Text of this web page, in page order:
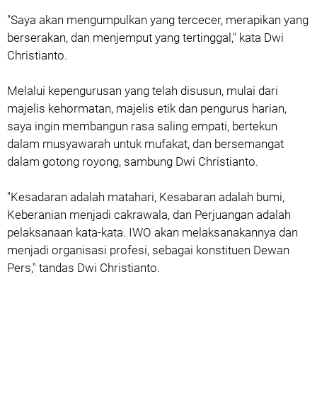
"Saya akan mengumpulkan yang tercecer, merapikan yang
berserakan, dan menjemput yang tertinggal," kata Dwi
Christianto.
Melalui kepengurusan yang telah disusun, mulai dari
majelis kehormatan, majelis etik dan pengurus harian,
saya ingin membangun rasa saling empati, bertekun
dalam musyawarah untuk mufakat, dan bersemangat
dalam gotong royong, sambung Dwi Christianto.
"Kesadaran adalah matahari, Kesabaran adalah bumi,
Keberanian menjadi cakrawala, dan Perjuangan adalah
pelaksanaan kata-kata. IWO akan melaksanakannya dan
menjadi organisasi profesi, sebagai konstituen Dewan
Pers," tandas Dwi Christianto.